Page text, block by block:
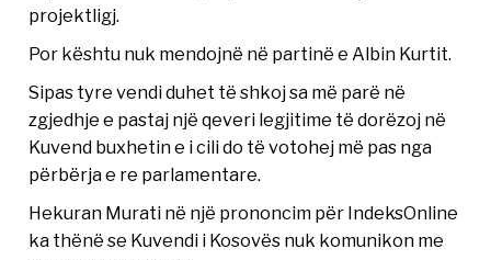
projektligj.
Por kështu nuk mendojnë në partinë e Albin Kurtit.
Sipas tyre vendi duhet të shkoj sa më parë në
zgjedhje e pastaj një qeveri legjitime të dorëzoj në
Kuvend buxhetin e i cili do të votohej më pas nga
përbërja e re parlamentare.
Hekuran Murati në një prononcim për IndeksOnline
ka thënë se Kuvendi i Kosovës nuk komunikon me